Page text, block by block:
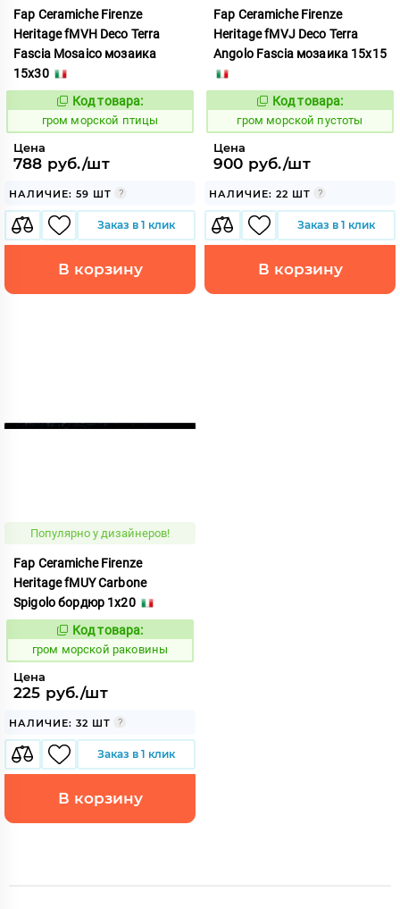
Fap Ceramiche Firenze
Heritage fMVH Deco Terra
Fascia Mosaico мозаика
15x30
351323
Код товара:
гром морской птицы
Цена
788 руб./шт
НАЛИЧИЕ: 59 ШТ
Заказ в 1 клик
В корзину
Fap Ceramiche Firenze
Heritage fMVJ Deco Terra
Angolo Fascia мозаика 15x15
351324
Код товара:
гром морской пустоты
Цена
900 руб./шт
НАЛИЧИЕ: 22 ШТ
Заказ в 1 клик
В корзину
Популярно у дизайнеров!
Fap Ceramiche Firenze
Heritage fMUY Carbone
Spigolo бордюр 1x20
351328
Код товара:
гром морской раковины
Цена
225 руб./шт
НАЛИЧИЕ: 32 ШТ
Заказ в 1 клик
В корзину